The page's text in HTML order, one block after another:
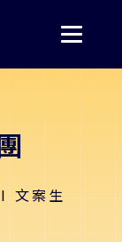
文案生